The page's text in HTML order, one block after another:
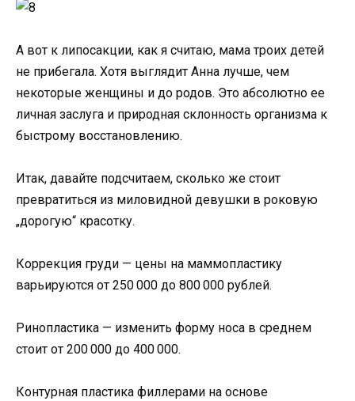
А вот к липосакции, как я считаю, мама троих детей
не прибегала. Хотя выглядит Анна лучше, чем
некоторые женщины и до родов. Это абсолютно ее
личная заслуга и природная склонность организма к
быстрому восстановлению.
Итак, давайте подсчитаем, сколько же стоит
превратиться из миловидной девушки в роковую
„дорогую“ красотку.
Коррекция груди — цены на маммопластику
варьируются от 250 000 до 800 000 рублей.
Ринопластика — изменить форму носа в среднем
стоит от 200 000 до 400 000.
Контурная пластика филлерами на основе